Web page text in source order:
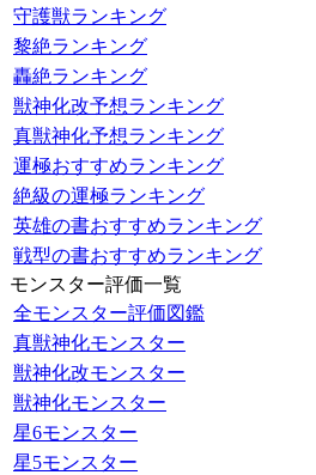
守護獣ランキング
黎絶ランキング
轟絶ランキング
獣神化改予想ランキング
真獣神化予想ランキング
運極おすすめランキング
絶級の運極ランキング
英雄の書おすすめランキング
戦型の書おすすめランキング
モンスター評価一覧
全モンスター評価図鑑
真獣神化モンスター
獣神化改モンスター
獣神化モンスター
星6モンスター
星5モンスター